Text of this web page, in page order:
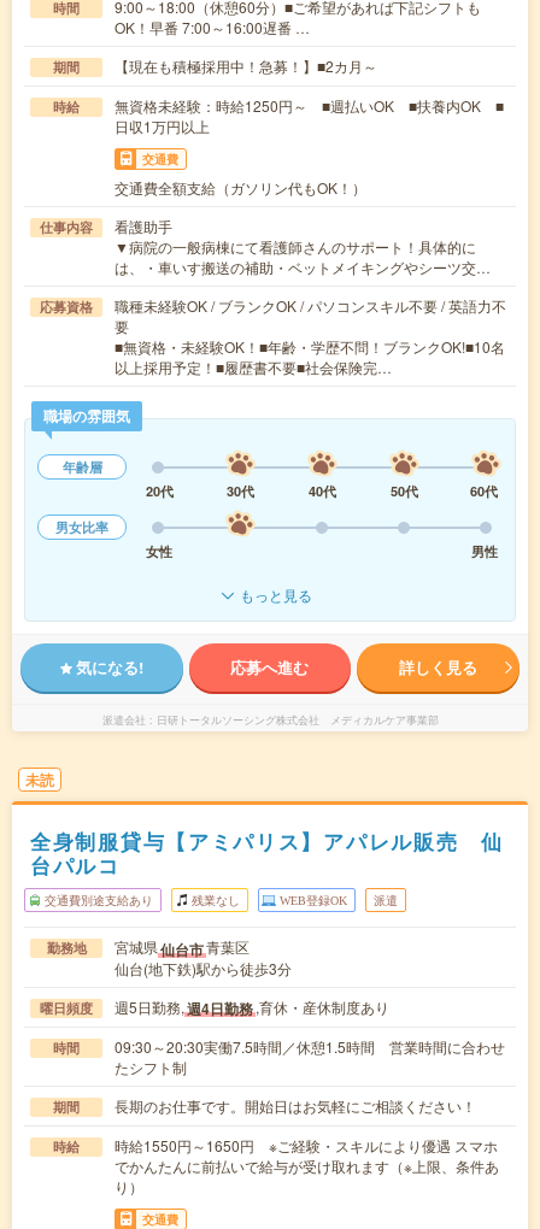
時間
9:00～18:00（休憩60分）■ご希望があれば下記シフトも
OK！早番 7:00～16:00遅番 …
期間 【現在も積極採用中！急募！】■2カ月～
時給
無資格未経験：時給1250円～ ■週払いOK ■扶養内OK ■
日収1万円以上
交通費
交通費全額支給（ガソリン代もOK！）
仕事内容
看護助手
▼病院の一般病棟にて看護師さんのサポート！具体的に
は、・車いす搬送の補助・ベットメイキングやシーツ交…
応募資格
職種未経験OK / ブランクOK / パソコンスキル不要 / 英語力不
要
■無資格・未経験OK！■年齢・学歴不問！ブランクOK!■10名
以上採用予定！■履歴書不要■社会保険完…
職場の雰囲気
年齢層
20代
30代 40代 50代
60代
男女比率
女性
男性
もっと見る
気になる! 応募へ進む 詳しく見る
派遣会社 日研トータルソーシング株式会社 メディカルケア事業部
未読
全身制服貸与【アミパリス】アパレル販売 仙
台パルコ
交通費別途支給あり 残業なし WEB登録OK 派遣
勤務地 宮城県仙台市青葉区
仙台(地下鉄)駅から徒歩3分
曜日頻度 週5日勤務,週4日勤務,育休・産休制度あり
時間
09:30～20:30実働7.5時間／休憩1.5時間 営業時間に合わせ
たシフト制
期間 長期のお仕事です。開始日はお気軽にご相談ください！
時給
時給1550円～1650円 ※ご経験・スキルにより優遇 スマホ
でかんたんに前払いで給与が受け取れます（※上限、条件あ
り）
交通費